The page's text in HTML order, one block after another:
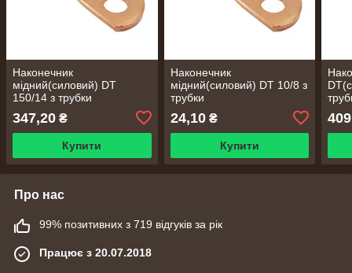
Наконечник
мідний(силовий) DT
150/14 з трубки
347,20 ₴
Купити
Наконечник
мідний(силовий) DT 10/8 з
трубки
24,10₴
Купити
Про нас
99% позитивних з 719 відгуків за рік
Працює з 20.07.2018